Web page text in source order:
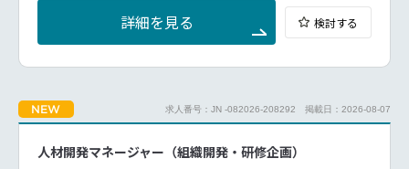
人のポテンシャルを最大限に引き出す重要なポジショ
ンです。
■具体的な業務内容
社内コミュニケーション活性化のための施策立案など
ディング（早期立ち上げ支援）の企画、実施
社員研修（階層別研修、管理職研修など）の企画、実
詳細を見る 検討する
NEW 求人番号：JN -082026-208292 掲載日：2026-08-07
人材開発マネージャー（組織開発・研修企画）